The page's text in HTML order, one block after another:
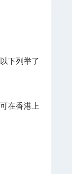
下列举了
在香港上